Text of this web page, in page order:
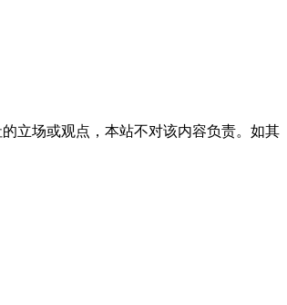
立场或观点，本站不对该内容负责。如其